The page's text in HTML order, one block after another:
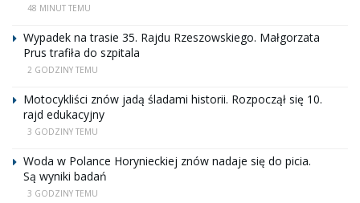
48 MINUT TEMU
Wypadek na trasie 35. Rajdu Rzeszowskiego. Małgorzata
Prus trafiła do szpitala
2 GODZINY TEMU
Motocykliści znów jadą śladami historii. Rozpoczął się 10.
rajd edukacyjny
3 GODZINY TEMU
Woda w Polance Horynieckiej znów nadaje się do picia.
Są wyniki badań
3 GODZINY TEMU